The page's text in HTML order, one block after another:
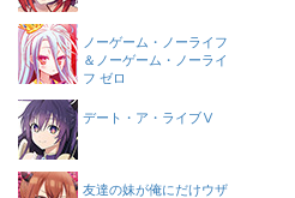
ノーゲーム・ノーライフ
＆ノーゲーム・ノーライ
フ ゼロ
デート・ア・ライブⅤ
友達の妹が俺にだけウザ